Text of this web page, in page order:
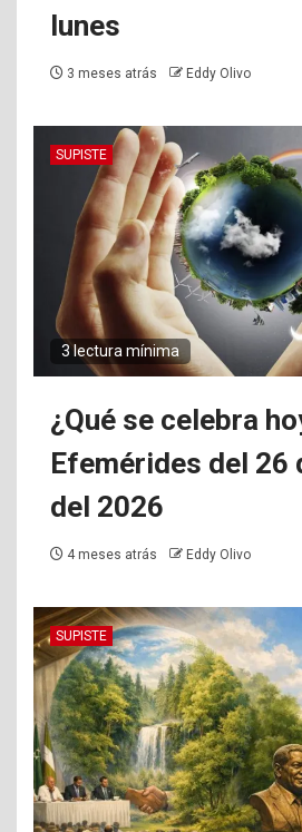
lunes
3 meses atrás Eddy Olivo
SUPISTE
3 lectura mínima
¿Qué se celebra
Efemérides del 26
del 2026
4 meses atrás Eddy Olivo
SUPISTE